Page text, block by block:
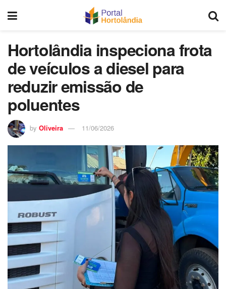
Hortolândia inspeciona frota
de veículos a diesel para
reduzir emissão de
poluentes
by Oliveira 11/06/2026